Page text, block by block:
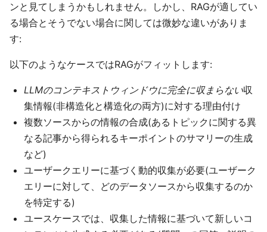
ンと見てしまうかもしれません。しかし、RAGが適してい
る場合とそうでない場合に関しては微妙な違いがありま
す:
以下のようなケースではRAGがフィットします:
LLMのコンテキストウィンドウに完全に収まらない収
集情報(非構造化と構造化の両方)に対する理由付け
複数ソースからの情報の合成(あるトピックに関する異
なる記事から得られるキーポイントのサマリーの生成
など)
ユーザークエリーに基づく動的収集が必要(ユーザーク
エリーに対して、どのデータソースから収集するのか
を特定する)
ユースケースでは、収集した情報に基づいて新しいコ